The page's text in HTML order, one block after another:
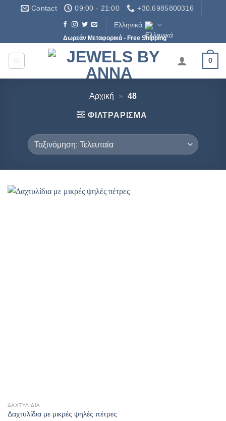
ΜετάβασηContact 09:00 - 21:00 +30.6985800316
Ελληνικά
Δωρεάν Μεταφορικά - Free Shipping
0
Αρχική » 48
ΦΙΛΤΡΆΡΙΣΜΑ
ΔΑΧΤΥΛΊΔΙΑ
Δαχτυλίδια με μικρές ψηλές πέτρες